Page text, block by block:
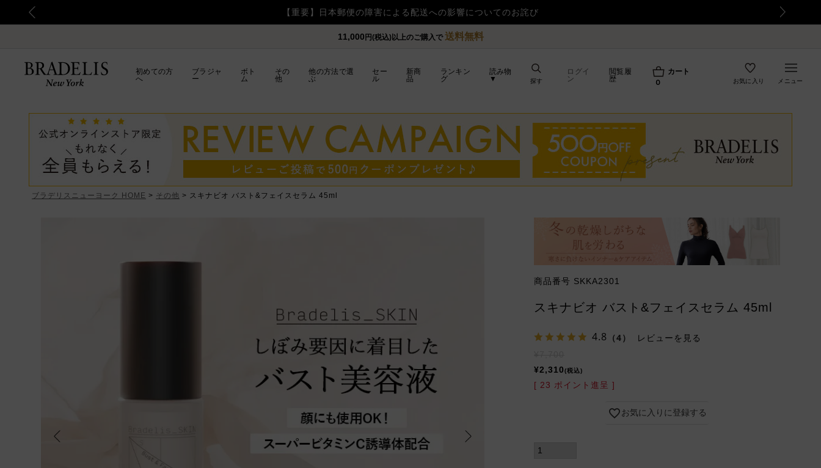
【重要】令和8年熊本地震の影響によるお荷物のお届け遅延について
11,000 円(税込)以上のご購入で送料無料
初めての方
へ
ブラジャ
ー
ボト
ム
その
他
他の方法で選
ぶ
セー
ル
新商
品
ランキン
グ
読み物
▼
ログイ
ン
閲覧履
歴
カート
0
探す お気に入り メニュー
ブラデリスニューヨーク HOME その他 スキナビオ バスト&フェイスセラム 45ml
商品番号 SKKA2301
スキナビオ バスト&フェイスセラム 45ml
4.8 （4） レビューを見る
¥2,310 税込
[ 23 ポイント進呈 ]
お気に入りに登録する